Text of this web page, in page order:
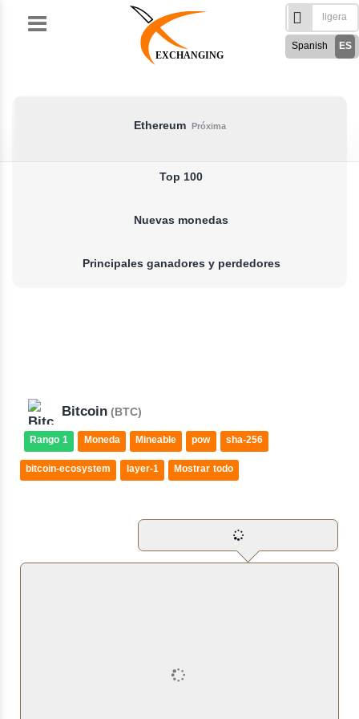
EXCHANGING
ES
Spanish
Próxima
Ethereum
Top 100
Nuevas monedas
Principales ganadores y perdedores
Bitcoin (BTC)
Rango 1 Moneda Mineable pow sha-256
bitcoin-ecosystem layer-1 Mostrar todo